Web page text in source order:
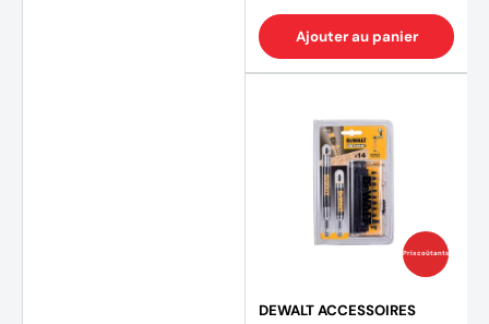
Ajouter au panier
Prix coûtants
DEWALT ACCESSOIRES